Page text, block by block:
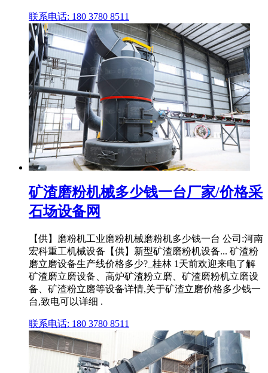
联系电话: 180 3780 8511
矿渣磨粉机械多少钱一台厂家/价格采
石场设备网
【供】磨粉机工业磨粉机械磨粉机多少钱一台 公司:河南
宏科重工机械设备【供】新型矿渣磨粉机设备... 矿渣粉
磨立磨设备生产线价格多少?_桂林 1天前欢迎来电了解
矿渣磨立磨设备、高炉矿渣粉立磨、矿渣磨粉机立磨设
备、矿渣粉立磨等设备详情,关于矿渣立磨价格多少钱一
台,致电可以详细 .
联系电话: 180 3780 8511